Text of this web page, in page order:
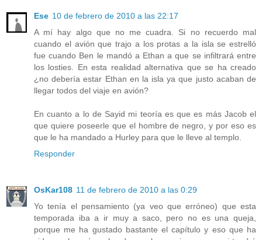
Ese 10 de febrero de 2010 a las 22:17
A mí hay algo que no me cuadra. Si no recuerdo mal
cuando el avión que trajo a los protas a la isla se estrelló
fue cuando Ben le mandó a Ethan a que se infiltrará entre
los losties. En esta realidad alternativa que se ha creado
¿no debería estar Ethan en la isla ya que justo acaban de
llegar todos del viaje en avión?
En cuanto a lo de Sayid mi teoría es que es más Jacob el
que quiere poseerle que el hombre de negro, y por eso es
que le ha mandado a Hurley para que le lleve al templo.
Responder
OsKar108 11 de febrero de 2010 a las 0:29
Yo tenía el pensamiento (ya veo que erróneo) que esta
temporada iba a ir muy a saco, pero no es una queja,
porque me ha gustado bastante el capítulo y eso que ha